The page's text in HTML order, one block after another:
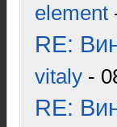
element
RE:
vitaly -
RE: